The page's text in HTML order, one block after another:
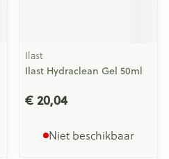
Ilast
Ilast Hydraclean Gel 50ml
€ 20,04
Niet beschikbaar